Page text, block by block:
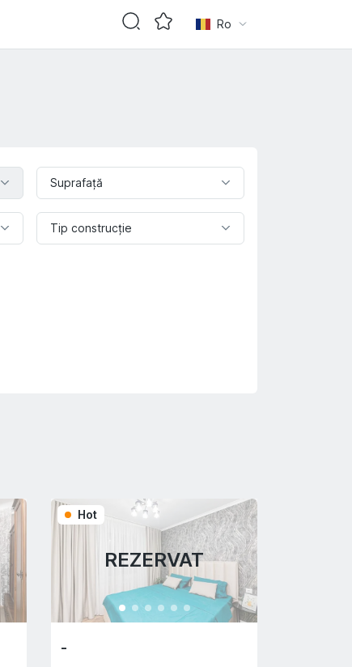
Suprafaţă
Tip construcție
REZERVAT
Hot
-
Ro